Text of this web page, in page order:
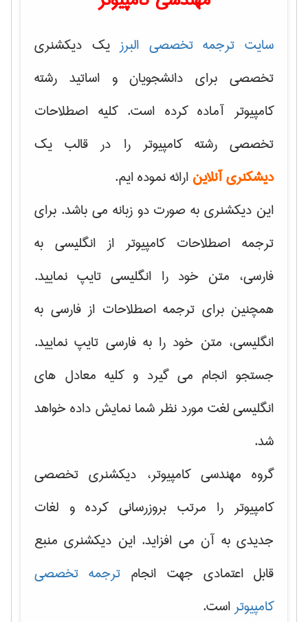
سایت ترجمه تخصصی البرزیک دیکشنری
تخصصی برای دانشجویان و اساتید رشته
کامپیوتر آماده کرده است. کلیه اصطلاحات
تخصصی رشته کامپیوتر را در قالب یک
دیشکنری آنلاین ارائه نموده ایم.
این دیکشنری به صورت دو زبانه می باشد. برای
ترجمه اصطلاحات کامپیوتر از انگلیسی به
فارسی، متن خود را انگلیسی تایپ نمایید.
همچنین برای ترجمه اصطلاحات از فارسی به
انگلیسی، متن خود را به فارسی تایپ نمایید.
جستجو انجام می گیرد و کلیه معادل های
انگلیسی لغت مورد نظر شما نمایش داده خواهد
شد.
گروه مهندسی کامپیوتر، دیکشنری تخصصی
کامپیوتر را مرتب بروزرسانی کرده و لغات
جدیدی به آن می افزاید. این دیکشنری منبع
قابل اعتمادی جهت انجام ترجمه تخصصی
کامپیوتراست.